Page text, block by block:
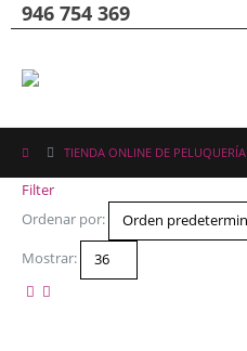
946 754 369
TIENDA ONLINE DE PELUQUERÍA
Filter
Ordenar por:
Mostrar: